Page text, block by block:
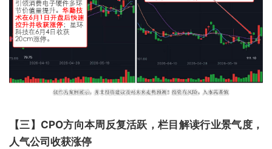
【三】CPO方向本周反复活跃，栏目解读行业景气度，
人气公司收获涨停